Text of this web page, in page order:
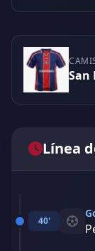
San
Línea
40'